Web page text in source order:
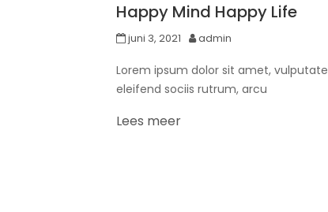
Happy Mind Happy Life
juni 3, 2021 admin
Lorem ipsum dolor sit amet, vulputate
eleifend sociis rutrum, arcu
Lees meer